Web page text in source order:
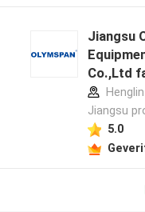
Jiangsu
Co.,Ltd
Jiangsu
5.0